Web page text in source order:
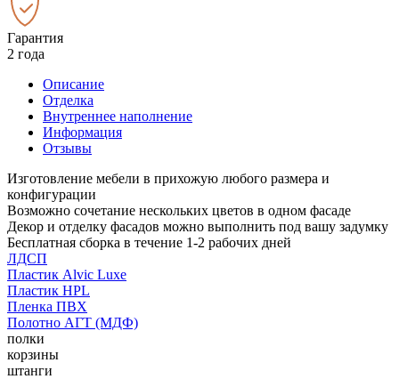
Гарантия
2 года
Описание
Отделка
Внутреннее наполнение
Информация
Отзывы
Изготовление мебели в прихожую любого размера и
конфигурации
Возможно сочетание нескольких цветов в одном фасаде
Декор и отделку фасадов можно выполнить под вашу задумку
Бесплатная сборка в течение 1-2 рабочих дней
ЛДСП
Пластик Alvic Luxe
Пластик HPL
Пленка ПВХ
Полотно АГТ (МДФ)
полки
корзины
штанги